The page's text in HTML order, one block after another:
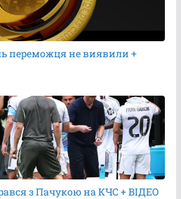
переможця не виявили +
з Пачукою на КЧС + ВІДЕО